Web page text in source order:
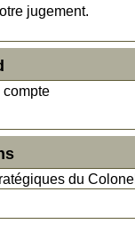
jugement.
compte
du Colonel